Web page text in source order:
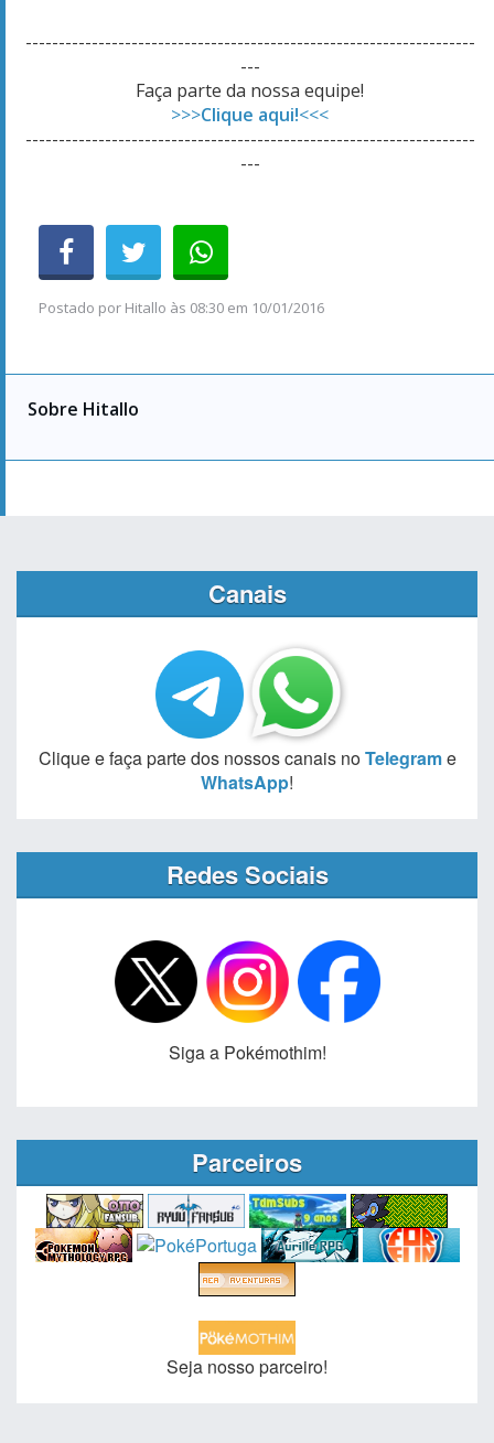
--------------------------------------------------------------------
---
Faça parte da nossa equipe!
>>>Clique aqui!<<<
--------------------------------------------------------------------
---
Postado por Hitallo às 08:30 em 10/01/2016
Sobre Hitallo
Canais
Clique e faça parte dos nossos canais noTelegrame
WhatsApp!
Redes Sociais
Siga a Pokémothim!
Parceiros
Seja nosso parceiro!